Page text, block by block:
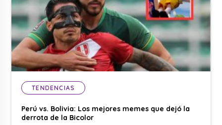
TENDENCIAS
Perú vs. Bolivia: Los mejores memes que dejó la
derrota de la Bicolor